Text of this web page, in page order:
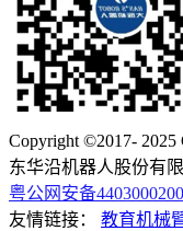
Copyright ©2017- 2025
东华沿机器人股份有
粤公网安备
友情链接：
教育机械